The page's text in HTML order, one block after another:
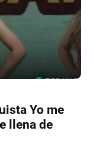
Yo me
llena de